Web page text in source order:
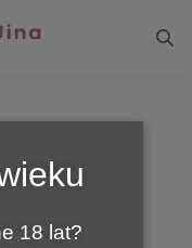
18 lat?